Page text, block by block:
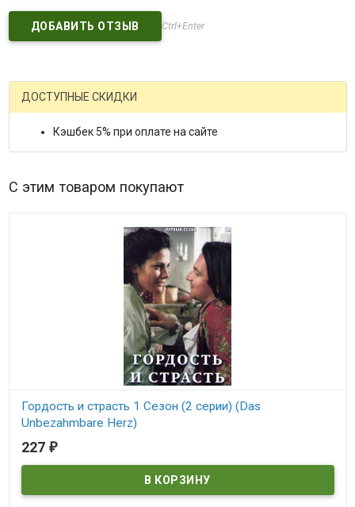
Ctrl+Enter
ДОСТУПНЫЕ СКИДКИ
Кэшбек 5% при оплате на сайте
С этим товаром покупают
Гордость и страсть 1 Сезон (2 серии) (Das
Unbezahmbare Herz)
В наличии
227 ₽